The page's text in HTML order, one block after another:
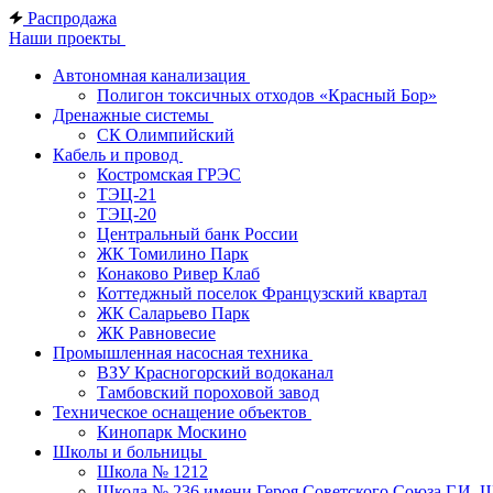
Распродажа
Наши проекты
Автономная канализация
Полигон токсичных отходов «Красный Бор»
Дренажные системы
СК Олимпийский
Кабель и провод
Костромская ГРЭС
ТЭЦ-21
ТЭЦ-20
Центральный банк России
ЖК Томилино Парк
Конаково Ривер Клаб
Коттеджный поселок Французский квартал
ЖК Саларьево Парк
ЖК Равновесие
Промышленная насосная техника
ВЗУ Красногорский водоканал
Тамбовский пороховой завод
Техническое оснащение объектов
Кинопарк Москино
Школы и больницы
Школа № 1212